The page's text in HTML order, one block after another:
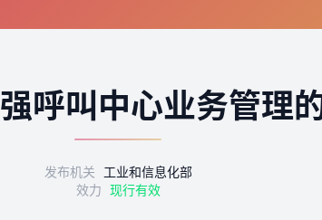
呼叫中心业务管理
发布机关 工业和信息化部
效力 现行有效